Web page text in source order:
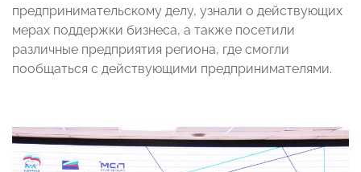
предпринимательскому делу, узнали о действующих
мерах поддержки бизнеса, а также посетили
различные предприятия региона, где смогли
пообщаться с действующими предпринимателями.